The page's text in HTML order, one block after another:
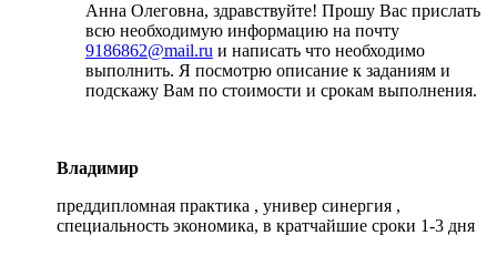
Анна Олеговна, здравствуйте! Прошу Вас прислать
всю необходимую информацию на почту
9186862@mail.ru и написать что необходимо
выполнить. Я посмотрю описание к заданиям и
подскажу Вам по стоимости и срокам выполнения.
Владимир
преддипломная практика , универ синергия ,
специальность экономика, в кратчайшие сроки 1-3 дня